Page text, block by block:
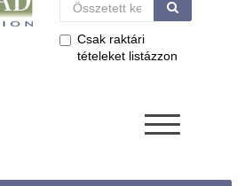
Csak raktári
tételeket listázzon